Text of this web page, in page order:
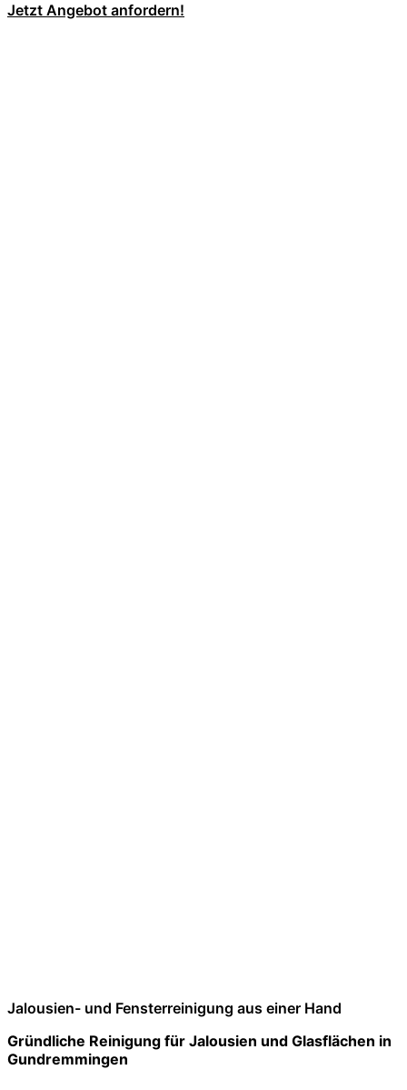
Jetzt Angebot anfordern!
Jalousien- und Fensterreinigung aus einer Hand
Gründliche Reinigung für Jalousien und Glasflächen in
Gundremmingen